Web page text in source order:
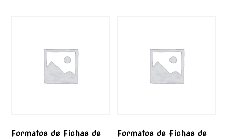
Formatos de Fichas de
Formatos de Fichas de